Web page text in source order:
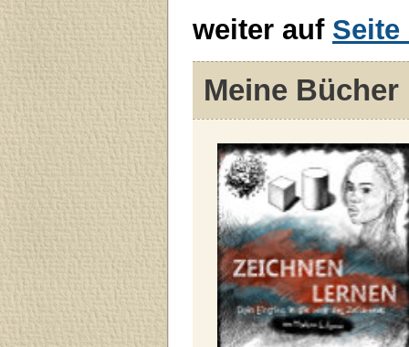
weiter auf Seite
Meine